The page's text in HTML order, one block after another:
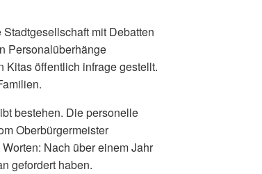
mit Debatten
Personalüberhänge
Kitas öffentlich infrage gestellt.
bestehen. Die personelle
Oberbürgermeister
Nach über einem Jahr
gefordert haben.